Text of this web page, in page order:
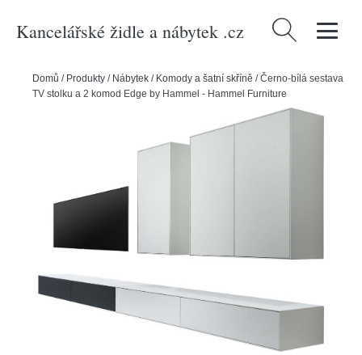
Kancelářské židle a nábytek .cz Vyhledávání
Domů / Produkty / Nábytek / Komody a šatní skříně /Černo-bílá sestava
TV stolku a 2 komod Edge by Hammel - Hammel Furniture